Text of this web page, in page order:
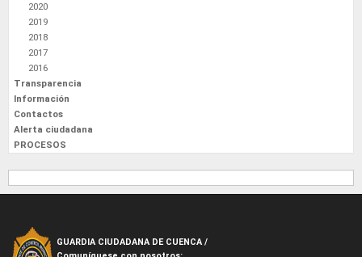
2020
2019
2018
2017
2016
Transparencia
Información
Contactos
Alerta ciudadana
PROCESOS
GUARDIA CIUDADANA DE CUENCA /